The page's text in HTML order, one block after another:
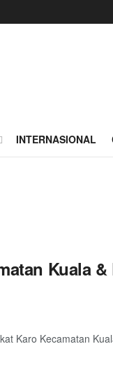
INTERNASIONAL
Kuala
Karo Kecamatan